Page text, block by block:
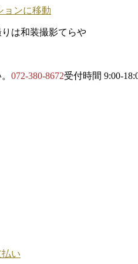
ョンに移動
は和装撮影てらや
072-380-8672受付時間 9:00-
い